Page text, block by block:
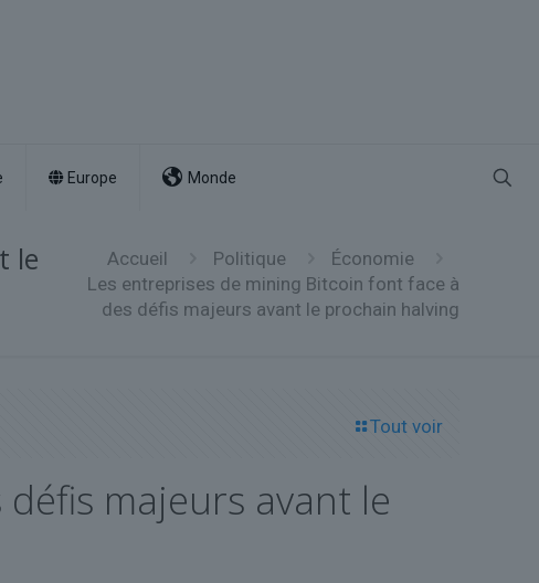
Europe Monde
le Accueil Politique
Économie
Les entreprises de mining Bitcoin font face à
des défis majeurs avant le prochain halving
Tout voir
majeurs avant le